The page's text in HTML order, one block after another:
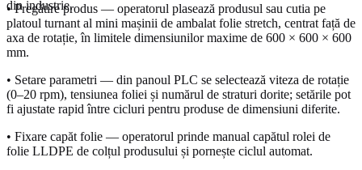
• Pregătire produs — operatorul plasează produsul sau cutia pe
platoul turnant al mini mașinii de ambalat folie stretch, centrat față de
axa de rotație, în limitele dimensiunilor maxime de 600 × 600 × 600
mm.
• Setare parametri — din panoul PLC se selectează viteza de rotație
(0–20 rpm), tensiunea foliei și numărul de straturi dorite; setările pot
fi ajustate rapid între cicluri pentru produse de dimensiuni diferite.
• Fixare capăt folie — operatorul prinde manual capătul rolei de
folie LLDPE de colțul produsului și pornește ciclul automat.
din industrie.